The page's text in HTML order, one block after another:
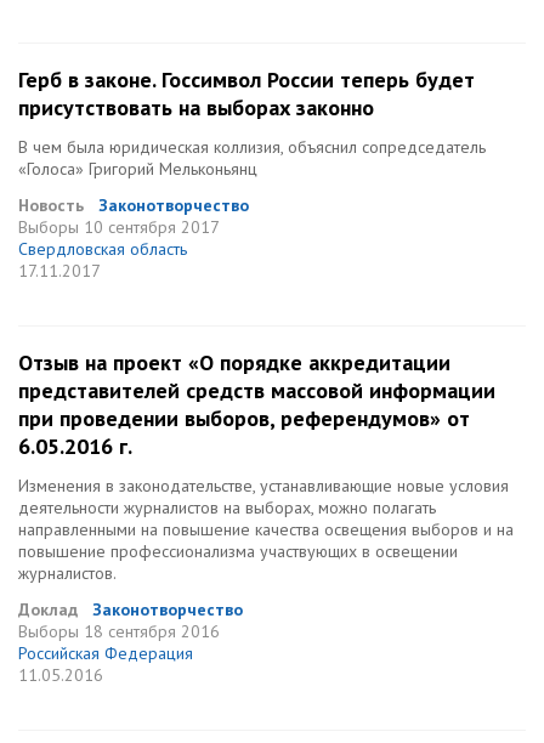
Герб в законе. Госсимвол России теперь будет
присутствовать на выборах законно
В чем была юридическая коллизия, объяснил сопредседатель
«Голоса» Григорий Мельконьянц
Новость
Законотворчество
Выборы 10 сентября 2017
Свердловская область
17.11.2017
Отзыв на проект «О порядке аккредитации
представителей средств массовой информации
при проведении выборов, референдумов» от
6.05.2016 г.
Изменения в законодательстве, устанавливающие новые условия
деятельности журналистов на выборах, можно полагать
направленными на повышение качества освещения выборов и на
повышение профессионализма участвующих в освещении
журналистов.
Доклад
Законотворчество
Выборы 18 сентября 2016
Российская Федерация
11.05.2016